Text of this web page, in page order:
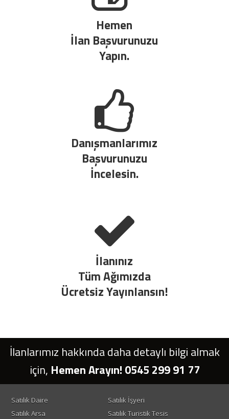
Hemen
İlan Başvurunuzu
Yapın.
Danışmanlarımız
Başvurunuzu
İncelesin.
İlanınız
Tüm Ağımızda
Ücretsiz Yayınlansın!
İlanlarımız hakkında daha detaylı bilgi almak
için, Hemen Arayın! 0545 299 91 77
Satılık Daire
Satılık İşyeri
Satılık Arsa
Satılık Turistik Tesis